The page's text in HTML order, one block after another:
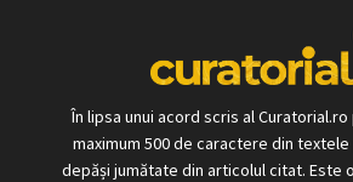
În lipsa unui acord scris al
maximum 500 de caractere din
depăși jumătate din articolul citat. Este